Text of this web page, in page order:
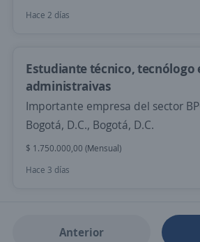
Hace 2 días
Estudiante técnico, tecnólogo
administraivas
Importante empresa del sector
Bogotá, D.C., Bogotá, D.C.
$ 1.750.000,00 (Mensual)
Hace 3 días
Anterior